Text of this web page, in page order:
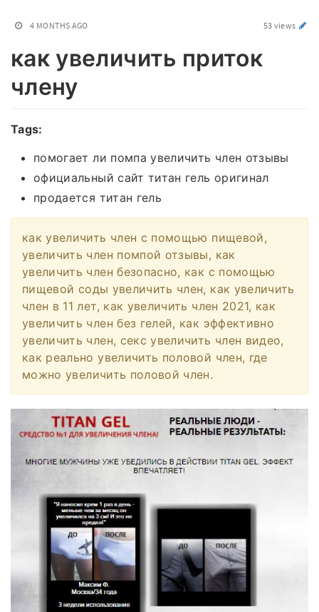
4 MONTHS AGO 53 views
как увеличить приток
члену
Tags:
помогает ли помпа увеличить член отзывы
официальный сайт титан гель оригинал
продается титан гель
как увеличить член с помощью пищевой,
увеличить член помпой отзывы, как
увеличить член безопасно, как с помощью
пищевой соды увеличить член, как увеличить
член в 11 лет, как увеличить член 2021, как
увеличить член без гелей, как эффективно
увеличить член, секс увеличить член видео,
как реально увеличить половой член, где
можно увеличить половой член.